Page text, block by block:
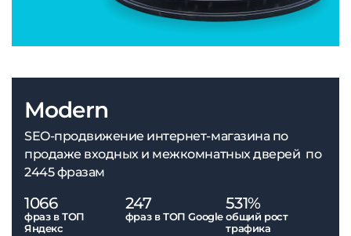
Modern
SEO-продвижение интернет-магазина по
продаже входных и межкомнатных дверей по
2445 фразам
1066
фраз в ТОП
Яндекс
247
фраз в ТОП Google
531%
общий рост
трафика